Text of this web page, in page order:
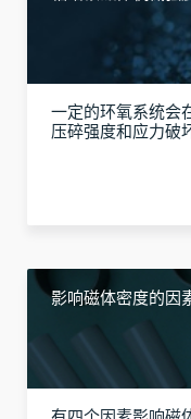
一定的环氧系统会
压碎强度和应力破
影响磁体密度的因